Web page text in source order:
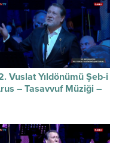
Vuslat Yıldönümü Şeb-i
– Tasavvuf Müziği –